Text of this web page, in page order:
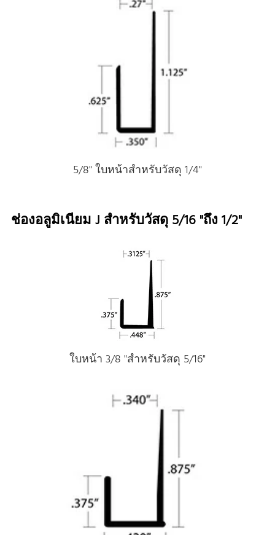
5/8" ใบหน้าสําหรับวัสดุ 1/4"
ช่องอลูมิเนียม J สําหรับวัสดุ 5/16 "ถึง 1/2"
ใบหน้า 3/8 "สําหรับวัสดุ 5/16"